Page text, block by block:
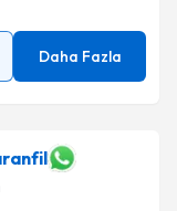
Daha Fazla